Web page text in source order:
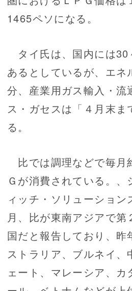
1465ペソになる。
タイ氏は、国内には30
あるとしているが、エネ
分、産業用ガス輸入・流
ス・ガセスは「４月末ま
る。
比では調理などで毎月
Ｇが消費されている。、
ィッチ・ソリューション
月、比が東南アジアで第
国だと報告しており、昨
ストラリア、ブルネイ、
ェート、マレーシア、カ